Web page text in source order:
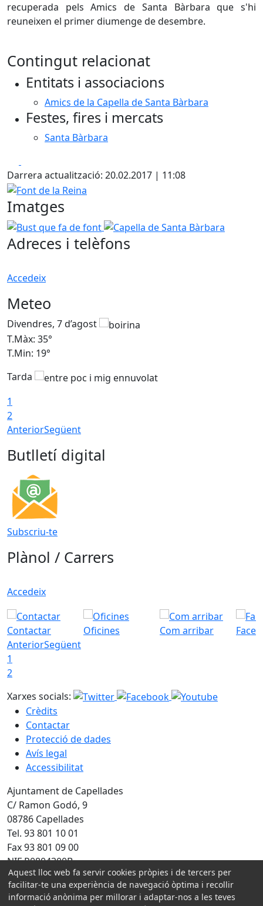
recuperada pels Amics de Santa Bàrbara que s'hi
reuneixen el primer diumenge de desembre.
Contingut relacionat
Entitats i associacions
Amics de la Capella de Santa Bàrbara
Festes, fires i mercats
Santa Bàrbara
Darrera actualització: 20.02.2017 | 11:08
Font de la Reina
Imatges
Bust que fa de font Capella de Santa Bàrbara
Adreces i telèfons
Accedeix
Meteo
Divendres, 7 d’agost
T.Màx: 35°
T.Min: 19°
Tarda
1
2
AnteriorSegüent
Butlletí digital
Subscriu-te
Plànol / Carrers
Accedeix
Contactar Oficines Com arribar
AnteriorSegüent
1
2
Xarxes socials:
Crèdits
Contactar
Protecció de dades
Avís legal
Accessibilitat
Ajuntament de Capellades
C/ Ramon Godó, 9
08786 Capellades
Tel. 93 801 10 01
Fax 93 801 09 00
NIF P0804300B
Amb la col·laboració de:
Aquest lloc web fa servir cookies pròpies i de tercers per
facilitar-te una experiència de navegació òptima i recollir
informació anònima per millorar i adaptar-nos a les teves